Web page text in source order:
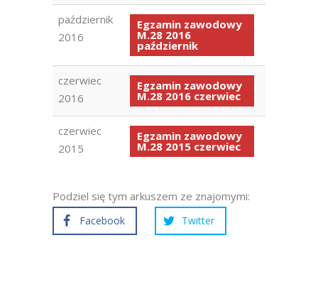
październik
2016
Egzamin zawodowy
M.28 2016
październik
czerwiec
2016
Egzamin zawodowy
M.28 2016 czerwiec
czerwiec
2015
Egzamin zawodowy
M.28 2015 czerwiec
Podziel się tym arkuszem ze znajomymi:
Facebook Twitter